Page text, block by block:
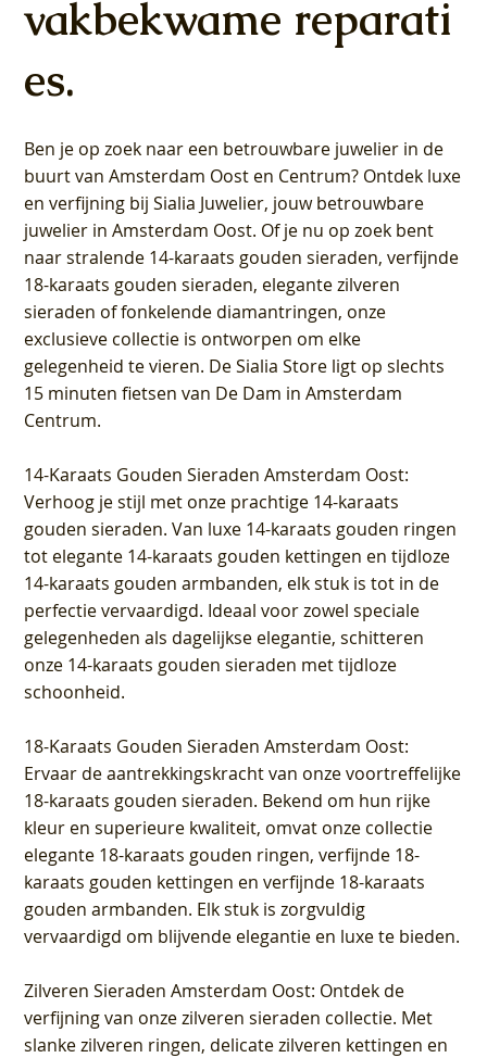
vakbekwame reparati
es.
Ben je op zoek naar een betrouwbare juwelier in de
buurt van Amsterdam Oost en Centrum? Ontdek luxe
en verfijning bij Sialia Juwelier, jouw betrouwbare
juwelier in Amsterdam Oost. Of je nu op zoek bent
naar stralende 14-karaats gouden sieraden, verfijnde
18-karaats gouden sieraden, elegante zilveren
sieraden of fonkelende diamantringen, onze
exclusieve collectie is ontworpen om elke
gelegenheid te vieren. De Sialia Store ligt op slechts
15 minuten fietsen van De Dam in Amsterdam
Centrum.
14-Karaats Gouden Sieraden Amsterdam Oost:
Verhoog je stijl met onze prachtige 14-karaats
gouden sieraden. Van luxe 14-karaats gouden ringen
tot elegante 14-karaats gouden kettingen en tijdloze
14-karaats gouden armbanden, elk stuk is tot in de
perfectie vervaardigd. Ideaal voor zowel speciale
gelegenheden als dagelijkse elegantie, schitteren
onze 14-karaats gouden sieraden met tijdloze
schoonheid.
18-Karaats Gouden Sieraden Amsterdam Oost:
Ervaar de aantrekkingskracht van onze voortreffelijke
18-karaats gouden sieraden. Bekend om hun rijke
kleur en superieure kwaliteit, omvat onze collectie
elegante 18-karaats gouden ringen, verfijnde 18-
karaats gouden kettingen en verfijnde 18-karaats
gouden armbanden. Elk stuk is zorgvuldig
vervaardigd om blijvende elegantie en luxe te bieden.
Zilveren Sieraden Amsterdam Oost: Ontdek de
verfijning van onze zilveren sieraden collectie. Met
slanke zilveren ringen, delicate zilveren kettingen en